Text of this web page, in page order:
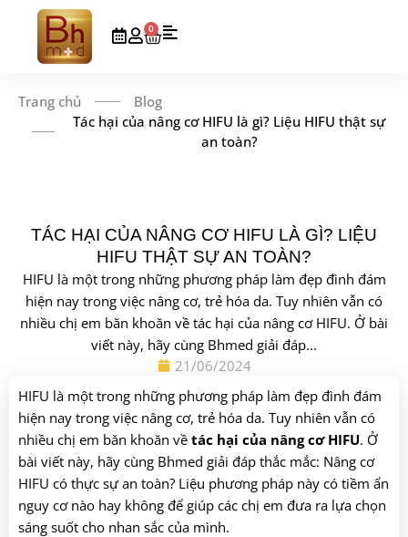
0
Trang chủ
Blog
Tác hại của nâng cơ HIFU là gì? Liệu HIFU thật sự
an toàn?
TÁC HẠI CỦA NÂNG CƠ HIFU LÀ GÌ? LIỆU
HIFU THẬT SỰ AN TOÀN?
HIFU là một trong những phương pháp làm đẹp đình đám
hiện nay trong việc nâng cơ, trẻ hóa da. Tuy nhiên vẫn có
nhiều chị em băn khoăn về tác hại của nâng cơ HIFU. Ở bài
viết này, hãy cùng Bhmed giải đáp...
21/06/2024
HIFU là một trong những phương pháp làm đẹp đình đám
hiện nay trong việc nâng cơ, trẻ hóa da. Tuy nhiên vẫn có
nhiều chị em băn khoăn về tác hại của nâng cơ HIFU. Ở
bài viết này, hãy cùng Bhmed giải đáp thắc mắc: Nâng cơ
HIFU có thực sự an toàn? Liệu phương pháp này có tiềm ẩn
nguy cơ nào hay không để giúp các chị em đưa ra lựa chọn
sáng suốt cho nhan sắc của mình.